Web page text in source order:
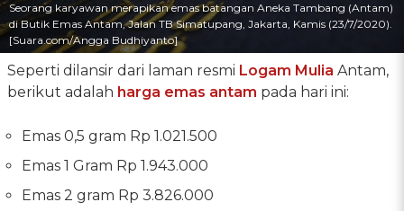
Seorang karyawan merapikan emas batangan Aneka Tambang (Antam)
di Butik Emas Antam, Jalan TB Simatupang, Jakarta, Kamis (23/7/2020).
[Suara.com/Angga Budhiyanto]
Seperti dilansir dari laman resmi Logam Mulia Antam,
berikut adalah harga emas antam pada hari ini:
Emas 0,5 gram Rp 1.021.500
Emas 1 Gram Rp 1.943.000
Emas 2 gram Rp 3.826.000